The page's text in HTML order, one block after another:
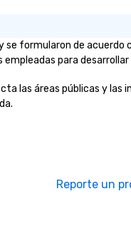
se formularon de
para
las áreas públicas y las
Reporte un